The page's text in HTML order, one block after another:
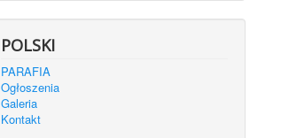
POLSKI
PARAFIA
Ogłoszenia
Galeria
Kontakt